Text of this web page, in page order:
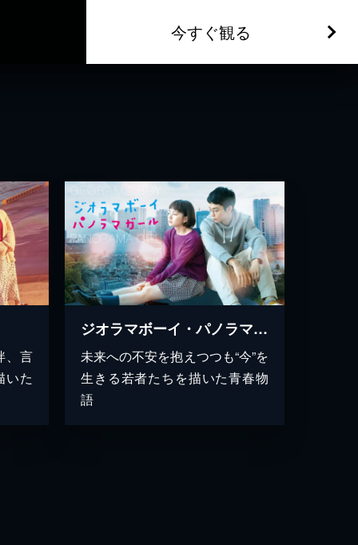
今すぐ観る
、言
いた
ジオラマボーイ・パノラマガール
未来への不安を抱えつつも“今”を
生きる若者たちを描いた青春物
語